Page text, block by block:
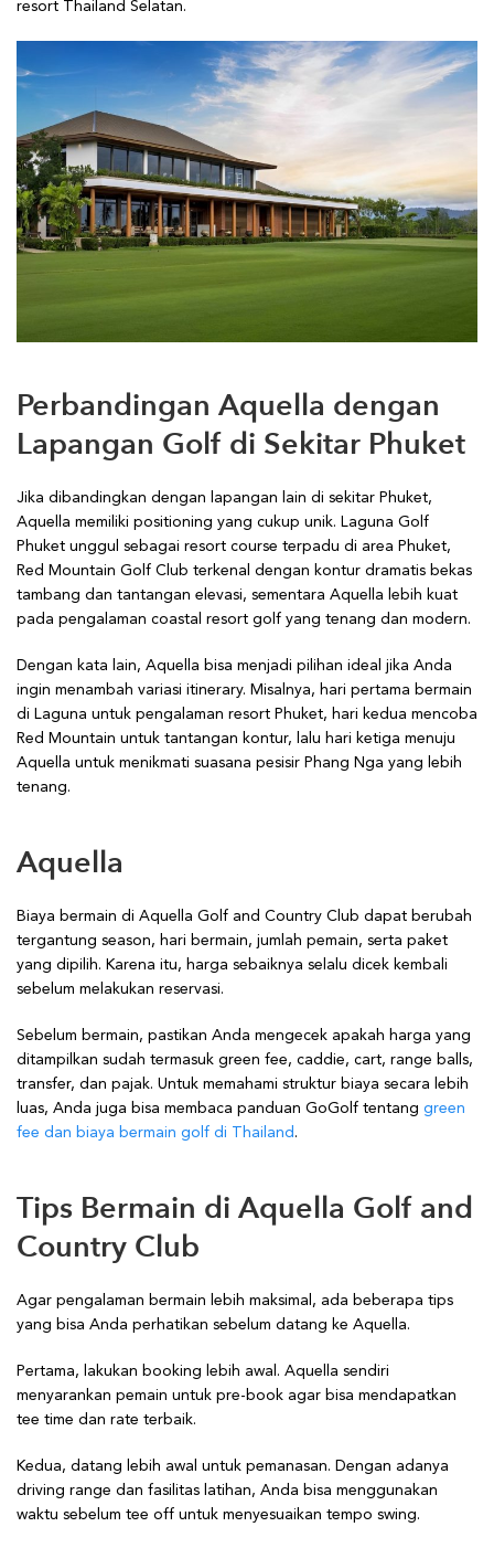
resort Thailand Selatan.
Perbandingan Aquella dengan
Lapangan Golf di Sekitar Phuket
Jika dibandingkan dengan lapangan lain di sekitar Phuket,
Aquella memiliki positioning yang cukup unik. Laguna Golf
Phuket unggul sebagai resort course terpadu di area Phuket,
Red Mountain Golf Club terkenal dengan kontur dramatis bekas
tambang dan tantangan elevasi, sementara Aquella lebih kuat
pada pengalaman coastal resort golf yang tenang dan modern.
Dengan kata lain, Aquella bisa menjadi pilihan ideal jika Anda
ingin menambah variasi itinerary. Misalnya, hari pertama bermain
di Laguna untuk pengalaman resort Phuket, hari kedua mencoba
Red Mountain untuk tantangan kontur, lalu hari ketiga menuju
Aquella untuk menikmati suasana pesisir Phang Nga yang lebih
tenang.
Aquella
Biaya bermain di Aquella Golf and Country Club dapat berubah
tergantung season, hari bermain, jumlah pemain, serta paket
yang dipilih. Karena itu, harga sebaiknya selalu dicek kembali
sebelum melakukan reservasi.
Sebelum bermain, pastikan Anda mengecek apakah harga yang
ditampilkan sudah termasuk green fee, caddie, cart, range balls,
transfer, dan pajak. Untuk memahami struktur biaya secara lebih
luas, Anda juga bisa membaca panduan GoGolf tentang green
fee dan biaya bermain golf di Thailand .
Tips Bermain di Aquella Golf and
Country Club
Agar pengalaman bermain lebih maksimal, ada beberapa tips
yang bisa Anda perhatikan sebelum datang ke Aquella.
Pertama, lakukan booking lebih awal. Aquella sendiri
menyarankan pemain untuk pre-book agar bisa mendapatkan
tee time dan rate terbaik.
Kedua, datang lebih awal untuk pemanasan. Dengan adanya
driving range dan fasilitas latihan, Anda bisa menggunakan
waktu sebelum tee off untuk menyesuaikan tempo swing.